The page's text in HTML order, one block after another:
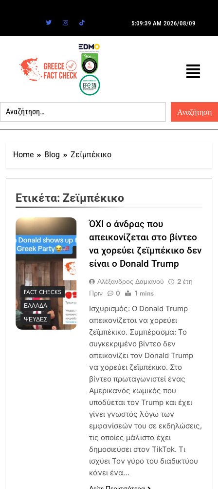
5:09:39 AM 2026/08/09
Home Blog Ζεϊμπέκικο
Ετικέτα: Ζεϊμπέκικο
FACT CHECKS
ΕΛΛΆΔΑ
ΨΕΥΔΈΣ
ΌΧΙ ο άνδρας που
απεικονίζεται στο βίντεο
να χορεύει ζεϊμπέκικο δεν
είναι ο Donald Trump
Αλέξανδρος Δαμιανού
2 έτη
Πριν
0 1 mins
Ισχυρισμός: Ο Donald Trump
απεικονίζεται να χορεύει
ζεϊμπέκικο. Συμπέρασμα: Το
συγκεκριμένο βίντεο δεν
απεικονίζει τον Donald Trump
να χορεύει ζεϊμπέκικο. Στο
βίντεο πρωταγωνιστεί ένας
Αμερικανός κωμικός που
υποδύεται τον Trump και έχει
γίνει γνωστός λόγω των
εμφανίσεών του σε εκδηλώσεις,
τις οποίες μάλιστα έχει
δημοσιεύσει στον TikTok. Τι
ισχύει Τον γύρο του διαδικτύου
κάνει ένα…